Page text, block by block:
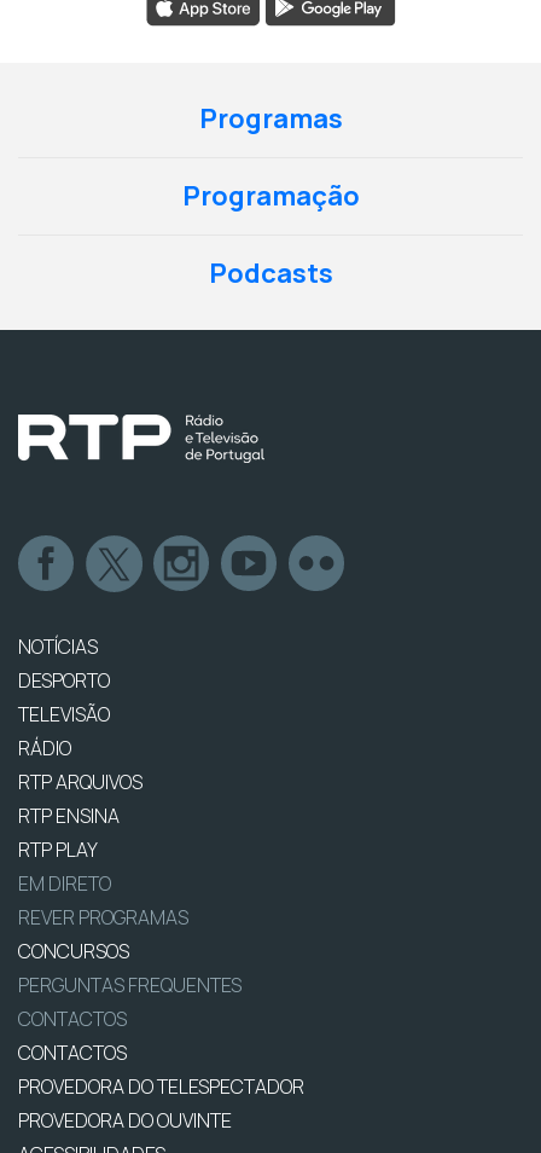
Programas
Programação
Podcasts
NOTÍCIAS
DESPORTO
TELEVISÃO
RÁDIO
RTP ARQUIVOS
RTP ENSINA
RTP PLAY
EM DIRETO
REVER PROGRAMAS
CONCURSOS
PERGUNTAS FREQUENTES
CONTACTOS
CONTACTOS
PROVEDORA DO TELESPECTADOR
PROVEDORA DO OUVINTE